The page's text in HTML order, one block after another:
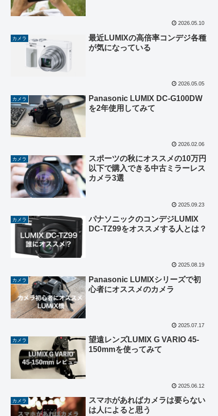
2026.05.10
カメラ
最近LUMIXの高倍率コンデジ各種
が気になっている
2026.05.05
カメラ
Panasonic LUMIX DC-G100DW
を2年使用してみて
2026.02.06
カメラ
スポーツの秋にオススメの10万円
以下で購入できる中古ミラーレス
カメラ3選
2025.09.23
カメラ
パナソニックのコンデジLUMIX
DC-TZ99をオススメする人とは？
2025.08.19
カメラ
Panasonic LUMIXシリーズで初
心者にオススメのカメラ
2025.07.17
カメラ
望遠レンズLUMIX G VARIO 45-
150mmを使ってみて
2025.06.12
カメラ
スマホがあればカメラは要らない
は人によると思う